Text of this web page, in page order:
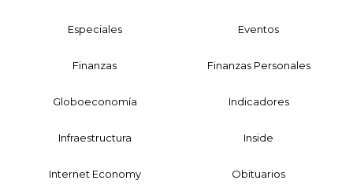
Especiales Eventos
Finanzas Finanzas Personales
Globoeconomía Indicadores
Infraestructura Inside
Internet Economy Obituarios